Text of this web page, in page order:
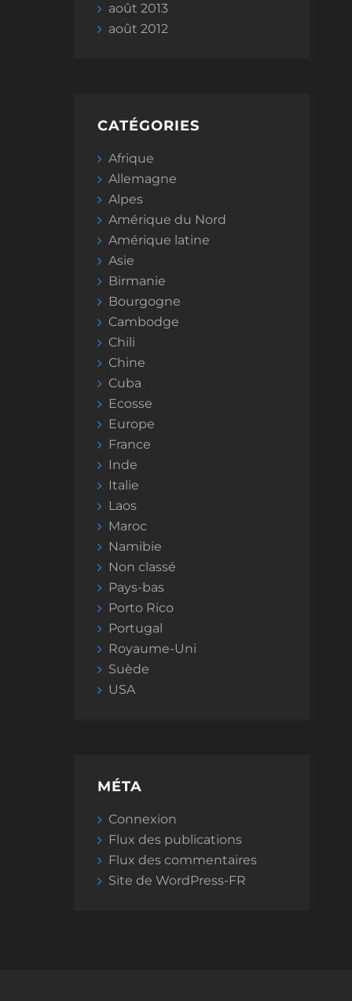
août 2013
août 2012
CATÉGORIES
Afrique
Allemagne
Alpes
Amérique du Nord
Amérique latine
Asie
Birmanie
Bourgogne
Cambodge
Chili
Chine
Cuba
Ecosse
Europe
France
Inde
Italie
Laos
Maroc
Namibie
Non classé
Pays-bas
Porto Rico
Portugal
Royaume-Uni
Suède
USA
MÉTA
Connexion
Flux des publications
Flux des commentaires
Site de WordPress-FR